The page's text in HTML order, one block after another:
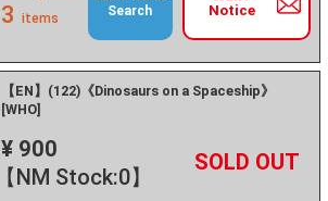
Notice
3 items
Search
【EN】(122)《Dinosaurs on a Spaceship》
[WHO]
¥ 900
【NM Stock:0】
－ +